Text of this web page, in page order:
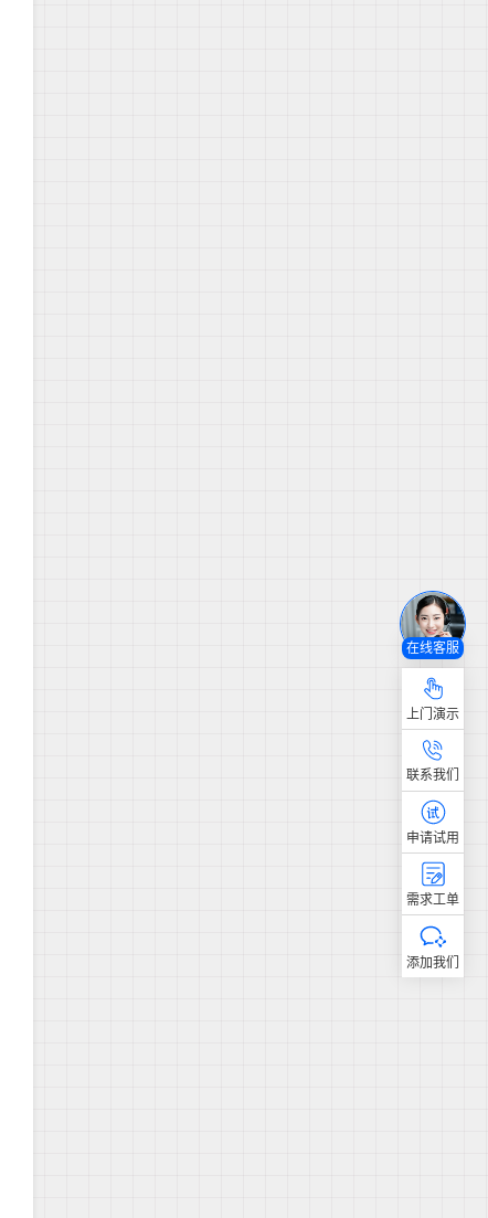
在线客服
上门演示
联系我们
申请试用
需求工单
添加我们